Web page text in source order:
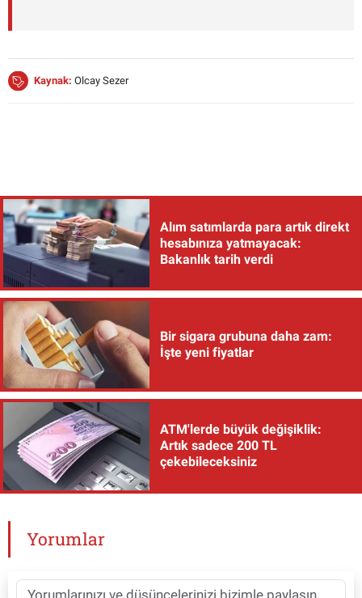
Kaynak: Olcay Sezer
Alım satımlarda para artık direkt
hesabınıza yatmayacak:
Bakanlık tarih verdi
Bir sigara grubuna daha zam:
İşte yeni fiyatlar
ATM'lerde büyük değişiklik:
Artık sadece 200 TL
çekebileceksiniz
Yorumlar